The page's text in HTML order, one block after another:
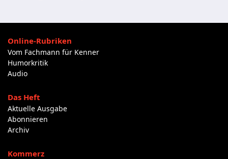
Online-Rubriken
Vom Fachmann für Kenner
Humorkritik
Audio
Das Heft
Aktuelle Ausgabe
Abonnieren
Archiv
Kommerz